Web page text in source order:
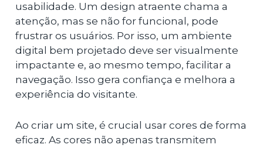
usabilidade. Um design atraente chama a
atenção, mas se não for funcional, pode
frustrar os usuários. Por isso, um ambiente
digital bem projetado deve ser visualmente
impactante e, ao mesmo tempo, facilitar a
navegação. Isso gera confiança e melhora a
experiência do visitante.
Ao criar um site, é crucial usar cores de forma
eficaz. As cores não apenas transmitem